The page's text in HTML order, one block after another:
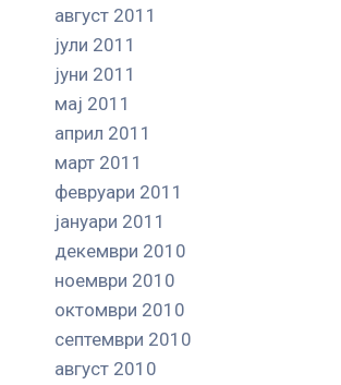
август 2011
јули 2011
јуни 2011
мај 2011
април 2011
март 2011
февруари 2011
јануари 2011
декември 2010
ноември 2010
октомври 2010
септември 2010
август 2010